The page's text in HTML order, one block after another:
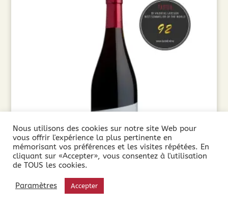
Domaine les Verrières Les 7 Fontaines (75cl)
2023
Nous utilisons des cookies sur notre site Web pour
vous offrir l'expérience la plus pertinente en
mémorisant vos préférences et les visites répétées. En
cliquant sur «Accepter», vous consentez à l'utilisation
de TOUS les cookies.
Paramètres Accepter